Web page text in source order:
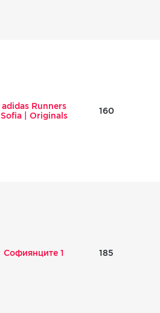
adidas Runners
Sofia | Originals
160
Софиянците 1 185